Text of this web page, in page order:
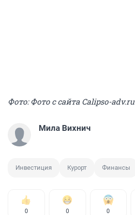
Фото: Фото с сайта Calipso-adv.ru
Мила Вихнич
Инвестиция Курорт Финансы
0 0 0